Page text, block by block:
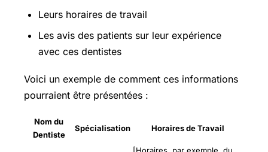
Leurs horaires de travail
Les avis des patients sur leur expérience
avec ces dentistes
Voici un exemple de comment ces informations
pourraient être présentées :
Nom du
Dentiste
Spécialisation Horaires de Travail